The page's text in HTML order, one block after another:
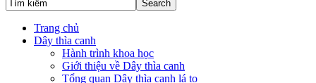
Trang chủ
Dây thìa canh
Hành trình khoa học
Giới thiệu về Dây thìa canh
Tổng quan Dây thìa canh lá to